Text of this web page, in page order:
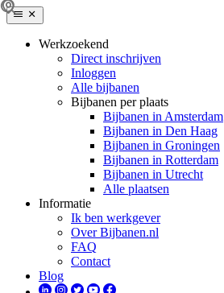
Werkzoekend
Direct inschrijven
Inloggen
Alle bijbanen
Bijbanen per plaats
Bijbanen in Amsterdam
Bijbanen in Den Haag
Bijbanen in Groningen
Bijbanen in Rotterdam
Bijbanen in Utrecht
Alle plaatsen
Informatie
Ik ben werkgever
Over Bijbanen.nl
FAQ
Contact
Blog